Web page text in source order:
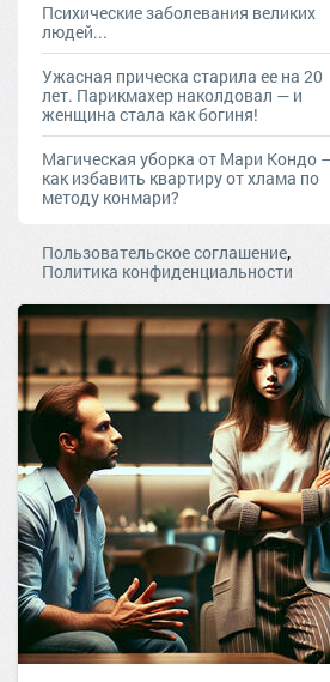
Психические заболевания великих
людей...
Ужасная прическа старила ее на 20
лет. Парикмахер наколдовал — и
женщина стала как богиня!
Магическая уборка от Мари Кондо
как избавить квартиру от хлама по
методу конмари?
Пользовательское соглашение,
Политика конфиденциальности